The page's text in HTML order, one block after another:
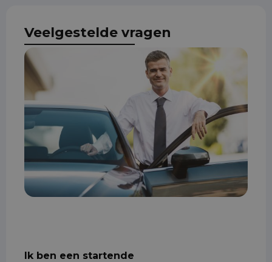
Veelgestelde vragen
Ik ben een startende